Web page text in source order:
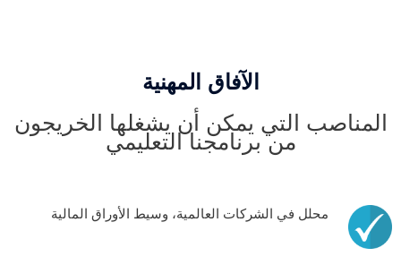
الآفاق المهنية
المناصب التي يمكن أن يشغلها الخريجون
من برنامجنا التعليمي
محلل في الشركات العالمية، وسيط الأوراق المالية